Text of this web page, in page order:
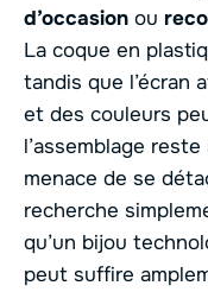
d’occasion ou
La coque en
tandis que l’écran
et des couleurs
l’assemblage
menace de se
recherche
qu’un bijou
peut suffire